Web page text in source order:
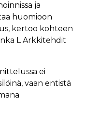
ja
huomioon
kertoo kohteen
L Arkkitehdit
ei
vaan entistä